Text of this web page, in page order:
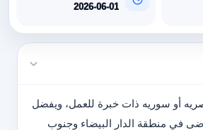
2026-06-01
أو سوريه ذات خبرة للعمل، ويفضل
في منطقة الدار البيضاء وجنوب